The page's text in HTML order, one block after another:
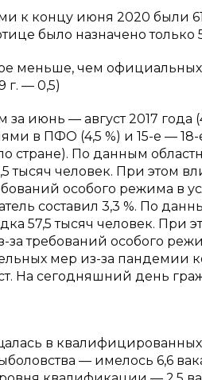
к концу июня 2020 были
было назначено только
меньше, чем официальных
г. — 0,5)
июнь — август 2017 года
в ПФО (4,5 %) и 15-е — 18-
стране). По данным
тысяч человек. При этом
особого режима в
составил 3,3 %. По
57,5 тысяч человек. При
требований особого
мер из-за пандемии
На сегодняшний день
в квалифицированных
— имелось 6,6